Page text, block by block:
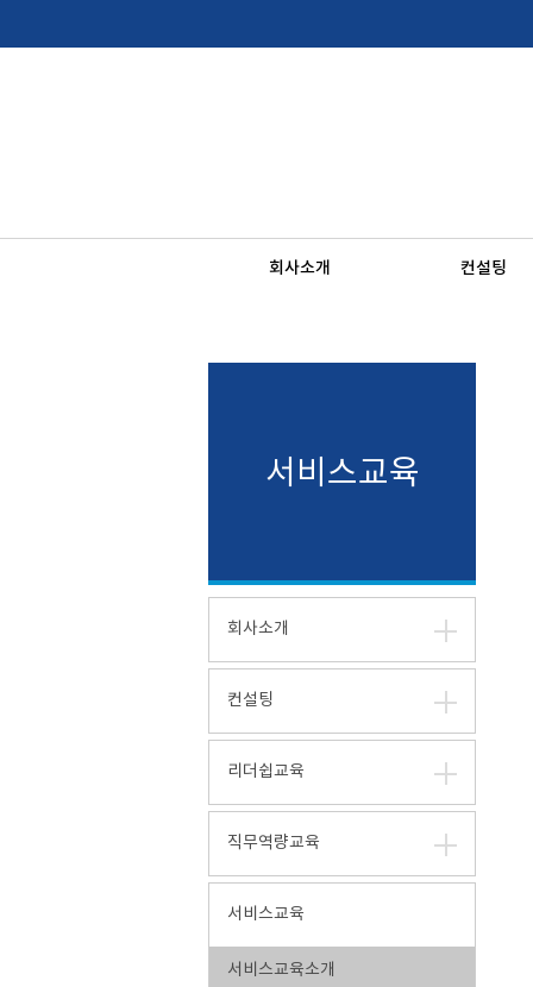
회사소개 컨설팅
서비스교육
회사소개
컨설팅
리더쉽교육
직무역량교육
서비스교육
서비스교육소개